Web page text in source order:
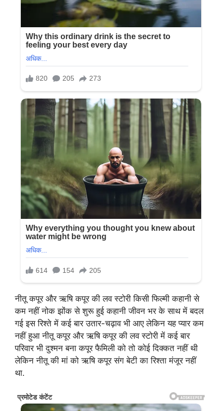
नीतू कपूर और ऋषि कपूर की लव स्टोरी किसी फिल्मी कहानी से
कम नहीं नोक झोंक से शुरू हुई कहानी जीवन भर के साथ में बदल
गई इस रिश्ते में कई बार उतार-चढ़ाव भी आए लेकिन यह प्यार कम
नहीं हुआ नीतू कपूर और ऋषि कपूर की लव स्टोरी में कई बार
परिवार भी दुश्मन बना कपूर फैमिली को तो कोई दिक्कत नहीं थी
लेकिन नीतू की मां को ऋषि कपूर संग बेटी का रिश्ता मंजूर नहीं
था.